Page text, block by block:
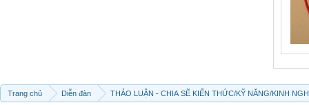
Trang chủ Diễn đàn THẢO LUẬN - CHIA SẼ KIẾN THỨC/KỸ NĂNG/KINH